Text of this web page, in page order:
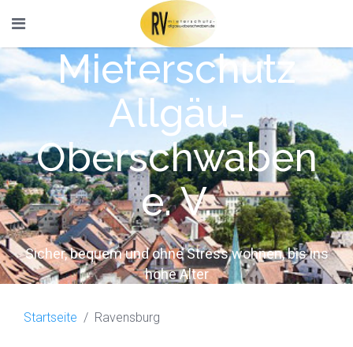
Mieterschutz
Allgäu-
Oberschwaben
e. V.
Sicher, bequem und ohne Stress wohnen, bis ins
hohe Alter
Startseite Ravensburg